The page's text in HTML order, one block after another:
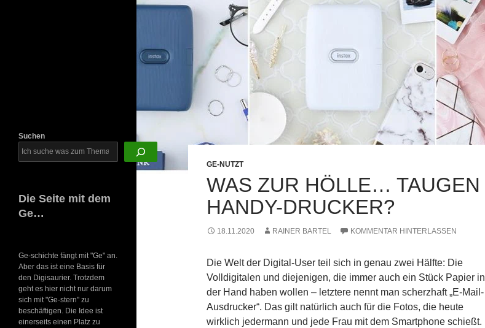
GE-NUTZT
WAS ZUR HÖLLE… TAUGEN
HANDY-DRUCKER?
18.11.2020 RAINER BARTEL KOMMENTAR HINTERLASSEN
Die Welt der Digital-User teil sich in genau zwei Hälfte: Die
Volldigitalen und diejenigen, die immer auch ein Stück Papier in
der Hand haben wollen – letztere nennt man scherzhaft „E-Mail-
Ausdrucker“. Das gilt natürlich auch für die Fotos, die heute
wirklich jedermann und jede Frau mit dem Smartphone schießt.
Suchen
Die Seite mit dem
Ge…
Ge-schichte fängt mit "Ge" an.
Aber das ist eine Basis für
den Digisaurier. Trotzdem
geht es hier nicht nur darum
sich mit "Ge-stern" zu
beschäftigen. Die Idee ist
einerseits einen Platz zu